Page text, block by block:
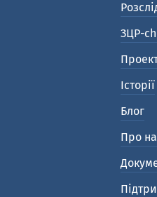
ЗЦР-
Історії
Блог
Про